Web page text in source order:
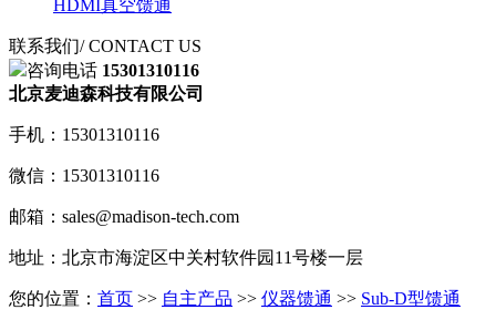
HDMI真空馈通
联系我们/ CONTACT US
咨询电话 15301310116
北京麦迪森科技有限公司
手机：15301310116
微信：15301310116
邮箱：sales@madison-tech.com
地址：北京市海淀区中关村软件园11号楼一层
您的位置： 首页 >> 自主产品 >> 仪器馈通 >> Sub-D型馈通